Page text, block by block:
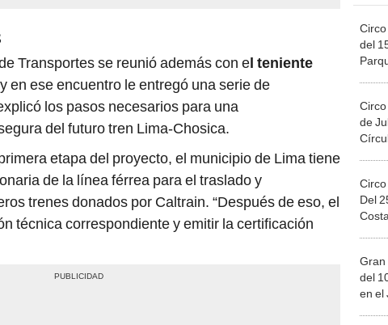
Transportes se reunió además con el teniente
en ese encuentro le entregó una serie de
los pasos necesarios para una
del futuro tren Lima-Chosica.
etapa del proyecto, el municipio de Lima tiene
de la línea férrea para el traslado y
trenes donados por Caltrain. “Después de eso, el
técnica correspondiente y emitir la certificación
del
de
Del
Gran
del
en el